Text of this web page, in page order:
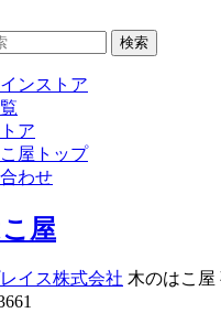
検索
ンストア
ア
屋トップ
わせ
イス株式会社 木のはこ屋